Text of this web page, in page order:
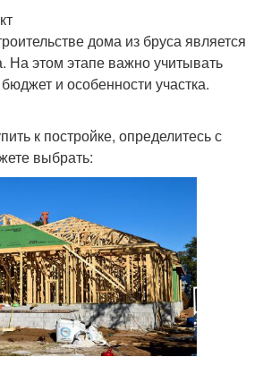
дома из бруса является
На этом этапе важно учитывать
и особенности участка.
к постройке, определитесь с
выбрать: